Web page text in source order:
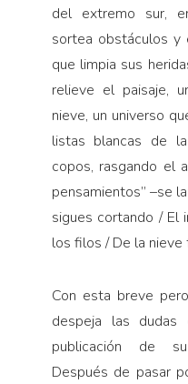
del extremo sur,
sortea obstáculos y
que limpia sus
relieve el paisaje,
nieve, un universo
listas blancas de
copos, rasgando el
pensamientos” –se
sigues cortando / El
los filos / De la nieve
Con esta breve
despeja las
publicación de
Después de pasar